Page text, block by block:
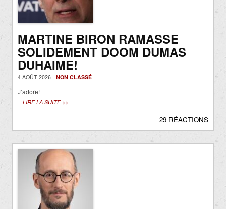
MARTINE BIRON RAMASSE
SOLIDEMENT DOOM DUMAS
DUHAIME!
4 AOÛT 2026 - NON CLASSÉ
J’adore!
LIRE LA SUITE >>
29 RÉACTIONS